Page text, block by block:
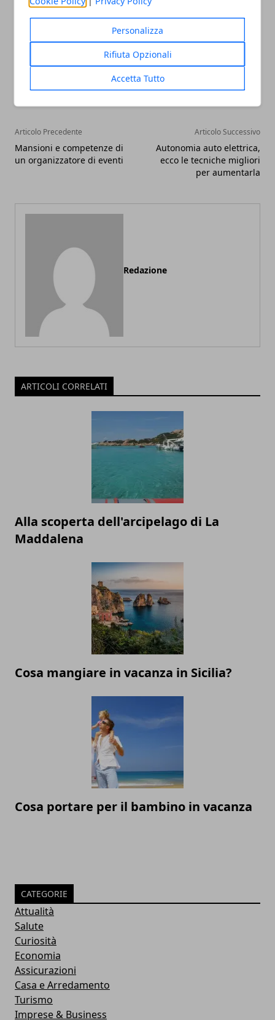
Personalizza
Rifiuta Opzionali
Accetta Tutto
Facebook
TwitterWhatsapp
Articolo Precedente
Mansioni e competenze di
un organizzatore di eventi
Articolo Successivo
Autonomia auto elettrica,
ecco le tecniche migliori
per aumentarla
Redazione
ARTICOLI CORRELATI
Alla scoperta dell'arcipelago di La
Maddalena
Cosa mangiare in vacanza in Sicilia?
Cosa portare per il bambino in vacanza
CATEGORIE
Attualità
Salute
Curiosità
Economia
Assicurazioni
Casa e Arredamento
Turismo
Imprese & Business